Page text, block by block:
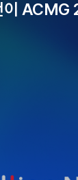
이 ACMG